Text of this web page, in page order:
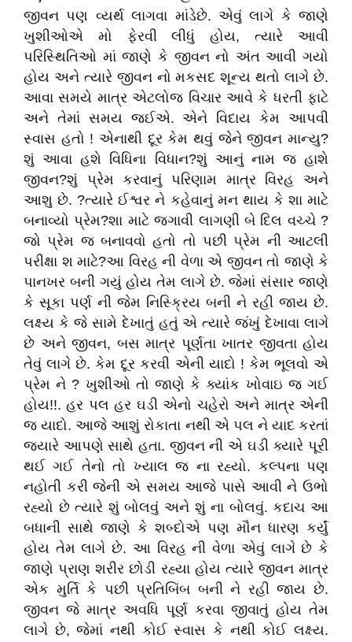
જીવન પણ વ્યર્થ લાગવા માંડેછે. એવું લાગે કે જાણે
ખુશીઓએ મો ફેરવી લીધું હોય, ત્યારે આવી
પરિસ્થિતિઓ માં જાણે કે જીવન નો અંત આવી ગયો
હોય અને ત્યારે જીવન નો મકસદ શૂન્ય થતો લાગે છે.
આવા સમયે માત્ર એટલોજ વિચાર આવે કે ધરતી ફાટે
અને તેમાં સમય જઈએ. એને વિદાય કેમ આપવી
સ્વાસ હતો ! એનાથી દૂર કેમ થવું જેને જીવન માન્યુ?
શું આવા હશે વિધિના વિધાન?શું આનું નામ જ હાશે
જીવન?શું પ્રેમ કરવાનું પરિણામ માત્ર વિરહ અને
આશુ છે. ?ત્યારે ઈશ્વર ને કહેવાનું મન થાય કે શા માટે
બનાવ્યો પ્રેમ?શા માટે જગાવી લાગણી બે દિલ વચ્ચે ?
જો પ્રેમ જ બનાવવો હતો તો પછી પ્રેમ ની આટલી
પરીક્ષા શ માટે?આ વિરહ ની વેળા એ જીવન તો જાણે કે
પાનખર બની ગયું હોય તેમ લાગે છે. જેમાં સંસાર જાણે
કે સૂકા પર્ણ ની જેમ નિસ્ક્રિય બની ને રહી જાય છે.
લક્ષ્ય કે જે સામે દેખાતું હતું એ ત્યારે જંખું દેખાવા લાગે
છે અને જીવન, બસ માત્ર પૂર્ણતા ખાતર જીવતા હોય
તેવું લાગે છે. કેમ દૂર કરવી એની યાદો ! કેમ ભૂલવો એ
પ્રેમ ને ? ખુશીઓ તો જાણે કે ક્યાંક ખોવાઇ જ ગઈ
હોય!!. હર પલ હર ઘડી એનો ચહેરો અને માત્ર એની
જ યાદો. આજે આશું રોકાતા નથી એ પલ ને યાદ કરતાં
જ્યારે આપણે સાથે હતા. જીવન ની એ ઘડી ક્યારે પૂરી
થઈ ગઈ તેનો તો ખ્યાલ જ ના રહ્યો. કલ્પના પણ
નહોતી કરી જેની એ સમય આજે પાસે આવી ને ઉભો
રહ્યો છે ત્યારે શું બોલવું અને શું ના બોલવું. કદાચ આ
બધાની સાથે જાણે કે શબ્દોએ પણ મૌન ધારણ કર્યું
હોય તેમ લાગે છે. આ વિરહ ની વેળા એવું લાગે છે કે
જાણે પ્રાણ શરીર છોડી રહ્યા હોય ત્યારે જીવન માત્ર
એક મુર્તિ કે પછી પ્રતિબિંબ બની ને રહી જાય છે.
જીવન જે માત્ર અવધિ પૂર્ણ કરવા જીવાતું હોય તેમ
લાગે છે, જેમાં નથી કોઈ સ્વાસ કે નથી કોઈ લક્ષ્ય.